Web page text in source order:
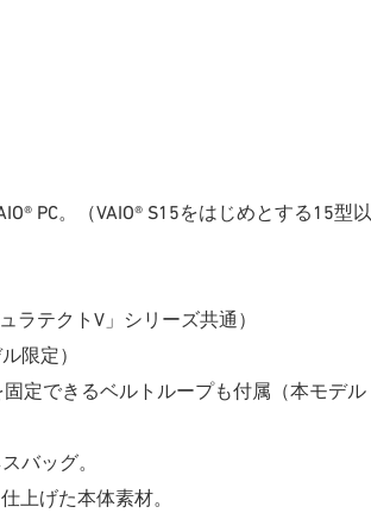
PC。（VAIO® S15をはじめとする15型以
ラテクトV」シリーズ共通）
限定）
定できるベルトループも付属（本モデル
バッグ。
上げた本体素材。